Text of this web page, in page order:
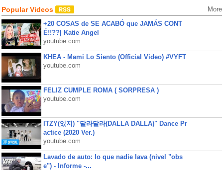
Popular Videos More
+20 COSAS de SE ACABÓ que JAMÁS CONT
É!!??| Katie Angel
youtube.com
KHEA - Mami Lo Siento (Official Video) #VYFT
youtube.com
FELIZ CUMPLE ROMA ( SORPRESA )
youtube.com
ITZY(있지) "달라달라(DALLA DALLA)" Dance Pr
actice (2020 Ver.)
youtube.com
Lavado de auto: lo que nadie lava (nivel "obs
e") - Informe -...